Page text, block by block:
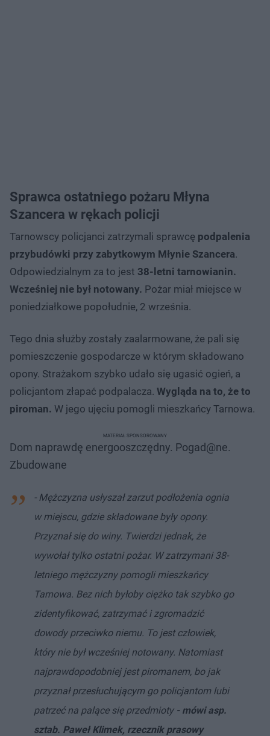
Sprawca ostatniego pożaru Młyna
Szancera w rękach policji
Tarnowscy policjanci zatrzymali sprawcę podpalenia
przybudówki przy zabytkowym Młynie Szancera.
Odpowiedzialnym za to jest 38-letni tarnowianin.
Wcześniej nie był notowany. Pożar miał miejsce w
poniedziałkowe popołudnie, 2 września.
Tego dnia służby zostały zaalarmowane, że pali się
pomieszczenie gospodarcze w którym składowano
opony. Strażakom szybko udało się ugasić ogień, a
policjantom złapać podpalacza. Wygląda na to, że to
piroman. W jego ujęciu pomogli mieszkańcy Tarnowa.
Dom naprawdę energooszczędny. Pogad@ne.
Zbudowane
MATERIAŁ SPONSOROWANY
- Mężczyzna usłyszał zarzut podłożenia ognia
w miejscu, gdzie składowane były opony.
Przyznał się do winy. Twierdzi jednak, że
wywołał tylko ostatni pożar. W zatrzymani 38-
letniego mężczyzny pomogli mieszkańcy
Tarnowa. Bez nich byłoby ciężko tak szybko go
zidentyfikować, zatrzymać i zgromadzić
dowody przeciwko niemu. To jest człowiek,
który nie był wcześniej notowany. Natomiast
najprawdopodobniej jest piromanem, bo jak
przyznał przesłuchującym go policjantom lubi
patrzeć na palące się przedmioty - mówi asp.
sztab. Paweł Klimek, rzecznik prasowy